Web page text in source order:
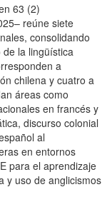
63 (2)
reúne siete
consolidando
la lingüística
a
chilena y cuatro a
áreas como
en francés y
discurso colonial
al
en entornos
para el aprendizaje
y uso de anglicismos